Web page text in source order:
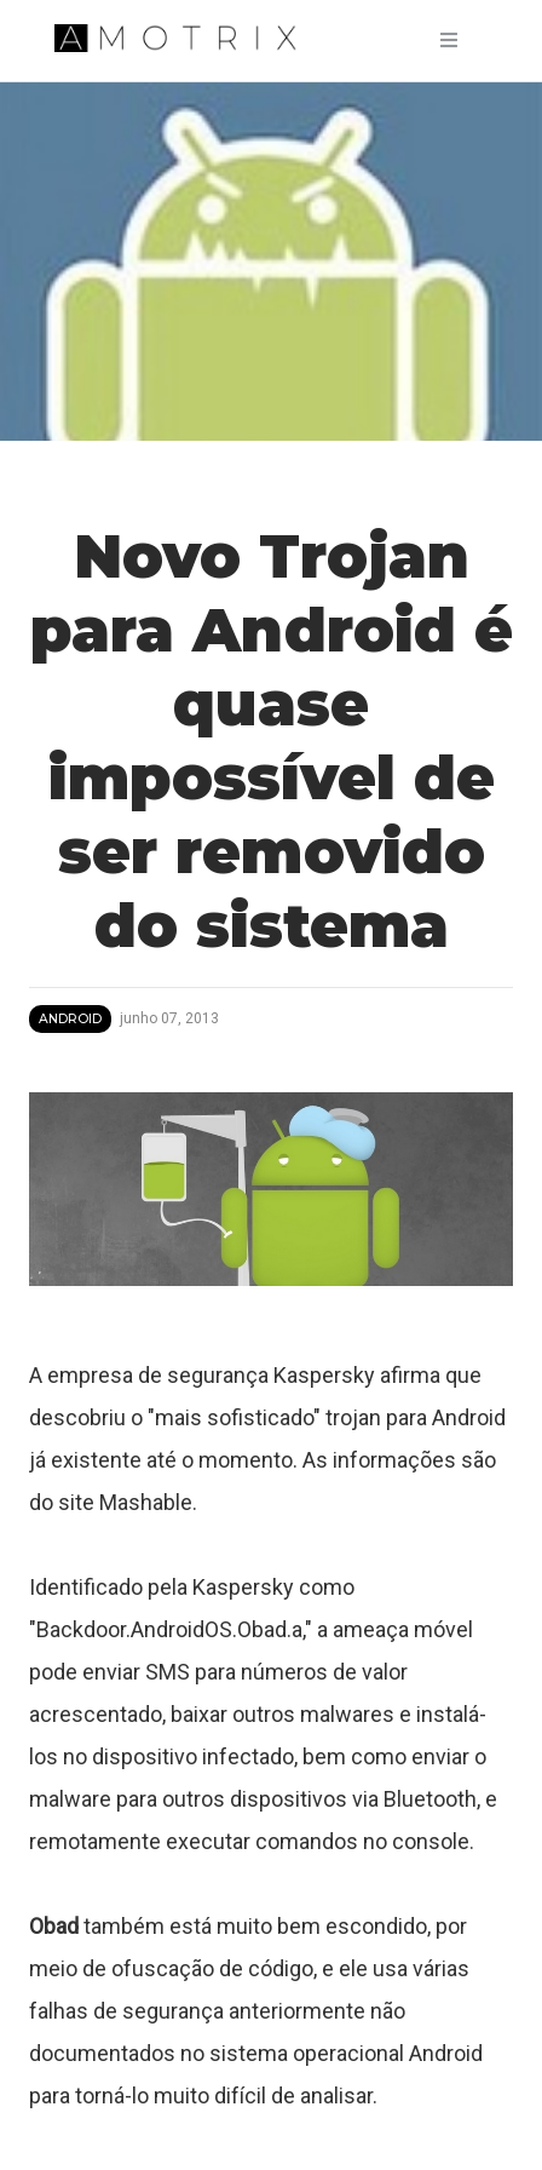
Pular para o conteúdo principal
Novo Trojan
para Android é
quase
impossível de
ser removido
do sistema
ANDROID junho 07, 2013
A empresa de segurança Kaspersky afirma que
descobriu o "mais sofisticado" trojan para Android
já existente até o momento. As informações são
do site Mashable.
Identificado pela Kaspersky como
"Backdoor.AndroidOS.Obad.a," a ameaça móvel
pode enviar SMS para números de valor
acrescentado, baixar outros malwares e instalá-
los no dispositivo infectado, bem como enviar o
malware para outros dispositivos via Bluetooth, e
remotamente executar comandos no console.
Obadtambém está muito bem escondido, por
meio de ofuscação de código, e ele usa várias
falhas de segurança anteriormente não
documentados no sistema operacional Android
para torná-lo muito difícil de analisar.